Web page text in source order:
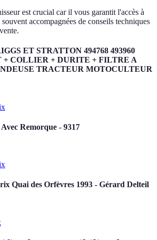
est crucial car il vous garantit l'accès à
accompagnées de conseils techniques
ET STRATTON 494768 493960
+ COLLIER + DURITE + FILTRE A
TRACTEUR MOTOCULTEUR
Remorque - 9317
Quai des Orfèvres 1993 - Gérard Delteil